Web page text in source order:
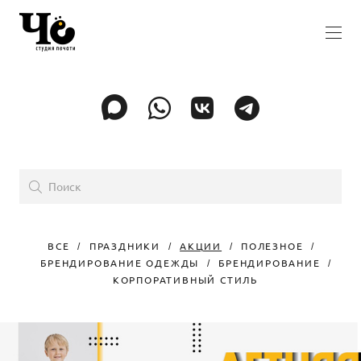
ВСЕ ПРАЗДНИКИ АКЦИИ
ПОЛЕЗНОЕ
БРЕНДИРОВАНИЕ ОДЕЖДЫ
БРЕНДИРОВАНИЕ
КОРПОРАТИВНЫЙ СТИЛЬ